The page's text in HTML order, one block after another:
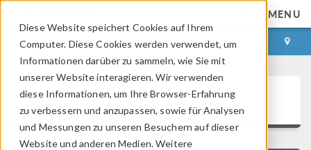
Diese Website speichert Cookies auf Ihrem
Computer. Diese Cookies werden verwendet, um
Informationen darüber zu sammeln, wie Sie mit
unserer Website interagieren. Wir verwenden
diese Informationen, um Ihre Browser-Erfahrung
zu verbessern und anzupassen, sowie für Analysen
und Messungen zu unseren Besuchern auf dieser
Website und anderen Medien. Weitere
MENU
ANMELDEN KONTAKT
Application Gallery